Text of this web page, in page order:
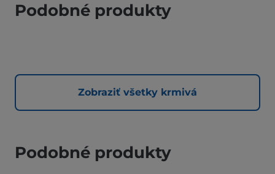
Podobné produkty
Zobraziť všetky krmivá
Podobné produkty